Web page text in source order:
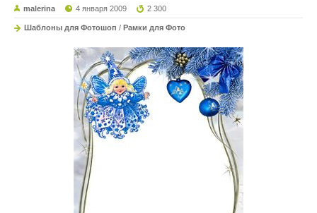
malerina 4 января 2009 2 300
Шаблоны для Фотошоп / Рамки для Фото